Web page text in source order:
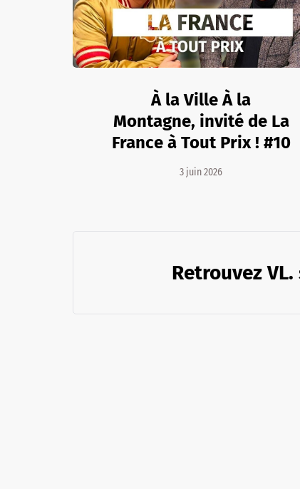
À la Ville À la
Montagne, invité de La
France à Tout Prix ! #10
3 juin 2026
Retrouvez